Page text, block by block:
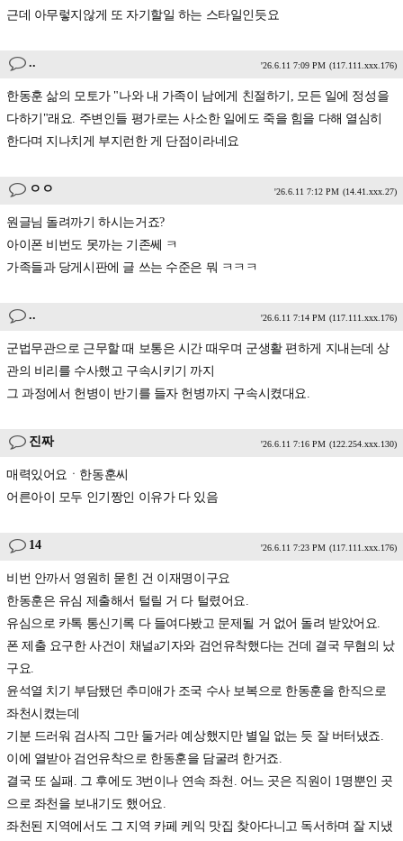
근데 아무렇지않게 또 자기할일 하는 스타일인듯요
.. '26.6.11 7:09 PM (117.111.xxx.176)
한동훈 삶의 모토가 "나와 내 가족이 남에게 친절하기, 모든 일에 정성을
다하기"래요. 주변인들 평가로는 사소한 일에도 죽을 힘을 다해 열심히
한다며 지나치게 부지런한 게 단점이라네요
ㅇㅇ '26.6.11 7:12 PM (14.41.xxx.27)
원글님 돌려까기 하시는거죠?
아이폰 비번도 못까는 기존쎄 ㅋ
가족들과 당게시판에 글 쓰는 수준은 뭐 ㅋㅋㅋ
.. '26.6.11 7:14 PM (117.111.xxx.176)
군법무관으로 근무할 때 보통은 시간 때우며 군생활 편하게 지내는데 상
관의 비리를 수사했고 구속시키기 까지
그 과정에서 헌병이 반기를 들자 헌병까지 구속시켰대요.
진짜 '26.6.11 7:16 PM (122.254.xxx.130)
매력있어요ㆍ한동훈씨
어른아이 모두 인기짱인 이유가 다 있음
14 '26.6.11 7:23 PM (117.111.xxx.176)
비번 안까서 영원히 묻힌 건 이재명이구요
한동훈은 유심 제출해서 털릴 거 다 털렸어요.
유심으로 카톡 통신기록 다 들여다봤고 문제될 거 없어 돌려 받았어요.
폰 제출 요구한 사건이 채널a기자와 검언유착했다는 건데 결국 무혐의 났
구요.
윤석열 치기 부담됐던 추미애가 조국 수사 보복으로 한동훈을 한직으로
좌천시켰는데
기분 드러워 검사직 그만 둘거라 예상했지만 별일 없는 듯 잘 버터냈죠.
이에 열받아 검언유착으로 한동훈을 담굴려 한거죠.
결국 또 실패. 그 후에도 3번이나 연속 좌천. 어느 곳은 직원이 1명뿐인 곳
으로 좌천을 보내기도 했어요.
좌천된 지역에서도 그 지역 카페 케익 맛집 찾아다니고 독서하며 잘 지냈